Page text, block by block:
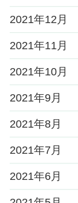
2021年12月
2021年11月
2021年10月
2021年9月
2021年8月
2021年7月
2021年6月